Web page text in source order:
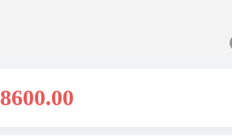
8600.00